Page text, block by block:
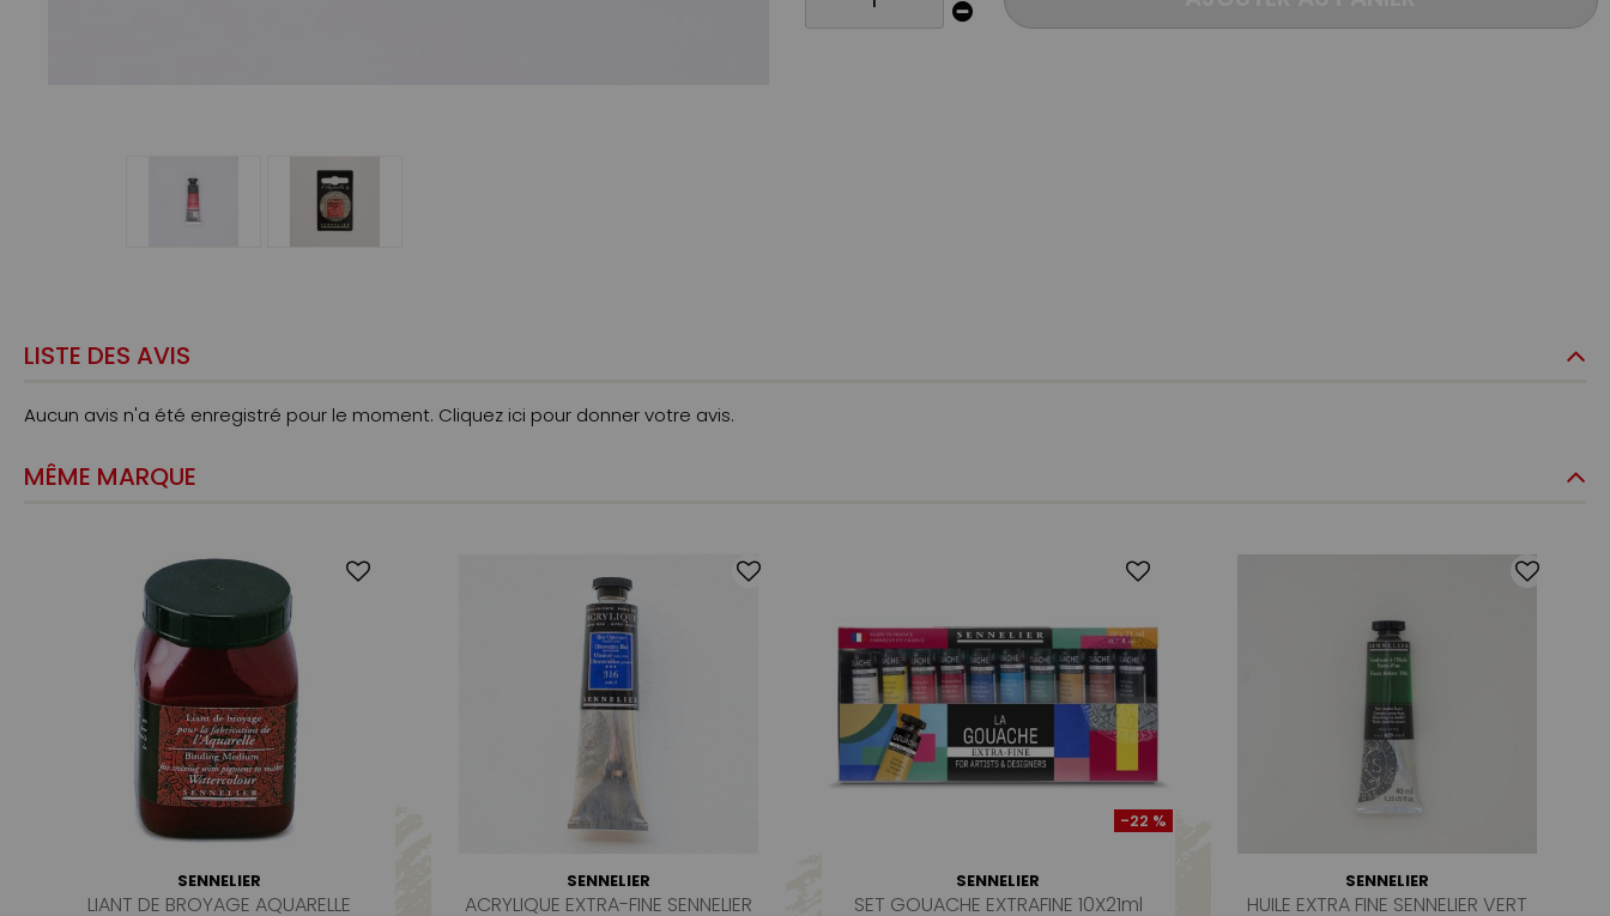
LISTE DES AVIS
Aucun avis n'a été enregistré pour le moment. Cliquez ici pour donner votre avis.
MÊME MARQUE
SENNELIER
LIANT DE BROYAGE AQUARELLE
SENNELIER
ACRYLIQUE EXTRA-FINE SENNELIER
-22 %
SENNELIER
SET GOUACHE EXTRAFINE 10X21ml
SENNELIER
HUILE EXTRA FINE SENNELIER VERT